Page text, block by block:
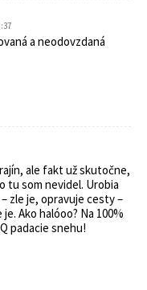
a neodovzdaná
ale fakt už skutočne,
tu som nevidel. Urobia
zle je, opravuje cesty –
Ako halóoo? Na 100%
padacie snehu!